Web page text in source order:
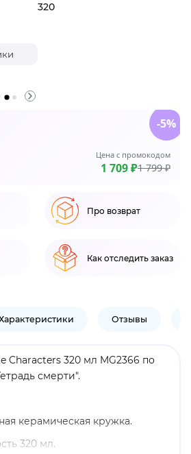
320
Цена с промокодом
1 709 ₽1 799 ₽
-5%
Про возврат
Как отследить заказ
Отзывы
Characters 320 мл MG2366 по
смерти".
керамическая кружка.
320 мл.